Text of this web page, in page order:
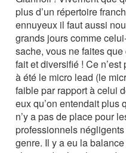
plus d’un répertoire
ennuyeux il faut aussi
grands jours comme
sache, vous ne faites
fait et diversifié ! Ce n’est
à été le micro lead (le
faible par rapport à celui
eux qu’on entendait plus
n’y a pas de place pour
professionnels
genre. Il y a eu la